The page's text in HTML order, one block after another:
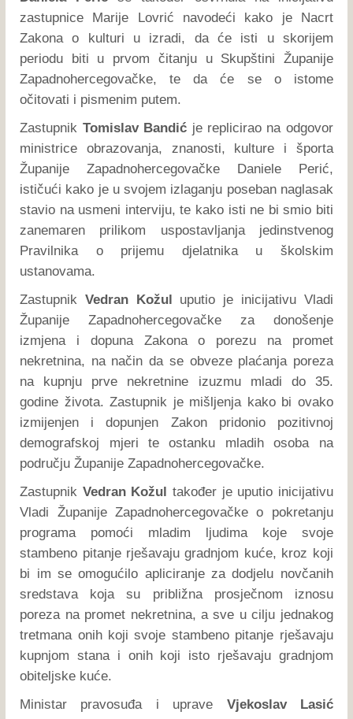
zastupnice Marije Lovrić navodeći kako je Nacrt
Zakona o kulturi u izradi, da će isti u skorijem
periodu biti u prvom čitanju u Skupštini Županije
Zapadnohercegovačke, te da će se o istome
očitovati i pismenim putem.
Zastupnik Tomislav Bandić je replicirao na odgovor
ministrice obrazovanja, znanosti, kulture i športa
Županije Zapadnohercegovačke Daniele Perić,
ističući kako je u svojem izlaganju poseban naglasak
stavio na usmeni interviju, te kako isti ne bi smio biti
zanemaren prilikom uspostavljanja jedinstvenog
Pravilnika o prijemu djelatnika u školskim
ustanovama.
Zastupnik Vedran Kožul uputio je inicijativu Vladi
Županije Zapadnohercegovačke za donošenje
izmjena i dopuna Zakona o porezu na promet
nekretnina, na način da se obveze plaćanja poreza
na kupnju prve nekretnine izuzmu mladi do 35.
godine života. Zastupnik je mišljenja kako bi ovako
izmijenjen i dopunjen Zakon pridonio pozitivnoj
demografskoj mjeri te ostanku mladih osoba na
području Županije Zapadnohercegovačke.
Zastupnik Vedran Kožul također je uputio inicijativu
Vladi Županije Zapadnohercegovačke o pokretanju
programa pomoći mladim ljudima koje svoje
stambeno pitanje rješavaju gradnjom kuće, kroz koji
bi im se omogućilo apliciranje za dodjelu novčanih
sredstava koja su približna prosječnom iznosu
poreza na promet nekretnina, a sve u cilju jednakog
tretmana onih koji svoje stambeno pitanje rješavaju
kupnjom stana i onih koji isto rješavaju gradnjom
obiteljske kuće.
Ministar pravosuđa i uprave Vjekoslav Lasić